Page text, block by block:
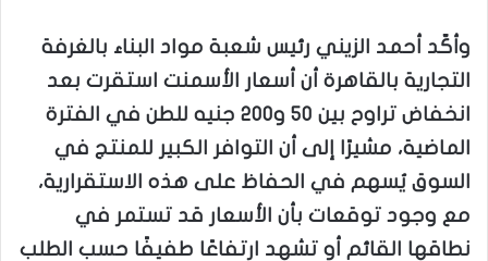
وأكّد أحمد الزيني رئيس شعبة مواد البناء بالغرفة
التجارية بالقاهرة أن أسعار الأسمنت استقرت بعد
انخفاض تراوح بين 50 و200 جنيه للطن في الفترة
الماضية، مشيرًا إلى أن التوافر الكبير للمنتج في
السوق يُسهم في الحفاظ على هذه الاستقرارية،
مع وجود توقعات بأن الأسعار قد تستمر في
نطاقها القائم أو تشهد ارتفاعًا طفيفًا حسب الطلب